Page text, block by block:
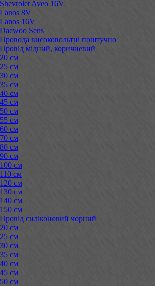
Shevrolet Aveo 16V
Lanos 8V
Lanos 16V
Daewoo Sens
Провода високовольтні поштучно
Провід мідний, коричневий
20 см
25 см
30 см
35 см
40 см
45 см
50 см
55 см
60 см
70 см
80 см
90 см
100 см
110 см
120 см
130 см
140 см
150 см
Провід силіконовий чорний
20 см
25 см
30 см
35 см
40 см
45 см
50 см